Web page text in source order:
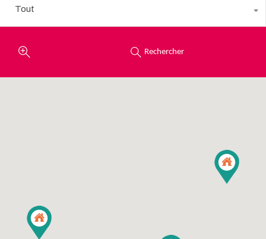
Tout
Rechercher